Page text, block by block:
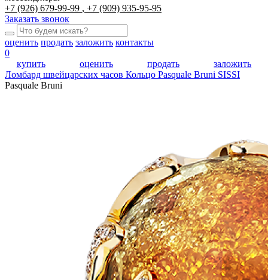
+7 (926) 679-99-99
+7 (909) 935-95-95
Заказать звонок
оценить продать заложить контакты
0
купить
оценить продать
заложить
Ломбард швейцарских часов Кольцо Pasquale Bruni SISSI
Pasquale Bruni